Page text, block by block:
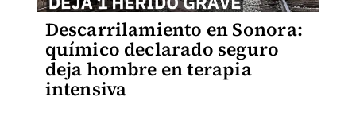
Descarrilamiento en Sonora:
químico declarado seguro
deja hombre en terapia
intensiva